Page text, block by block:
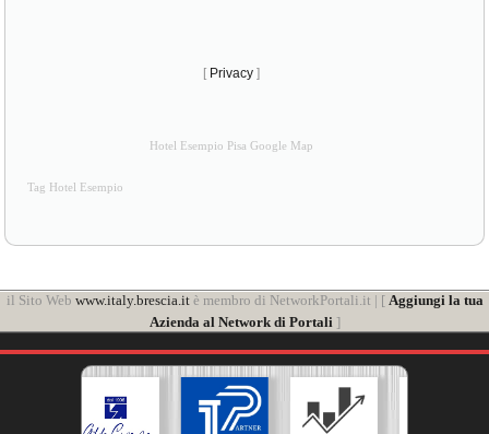
[ Privacy ]
Hotel Esempio Pisa Google Map
Tag Hotel Esempio
il Sito Web www.italy.brescia.itè membro di NetworkPortali.it | [ Aggiungi la tua
Azienda al Network di Portali]